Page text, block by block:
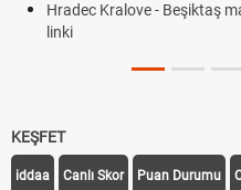
- Beşiktaş maçı şifresiz izle
KEŞFET
iddaa Canlı Skor Puan Durumu